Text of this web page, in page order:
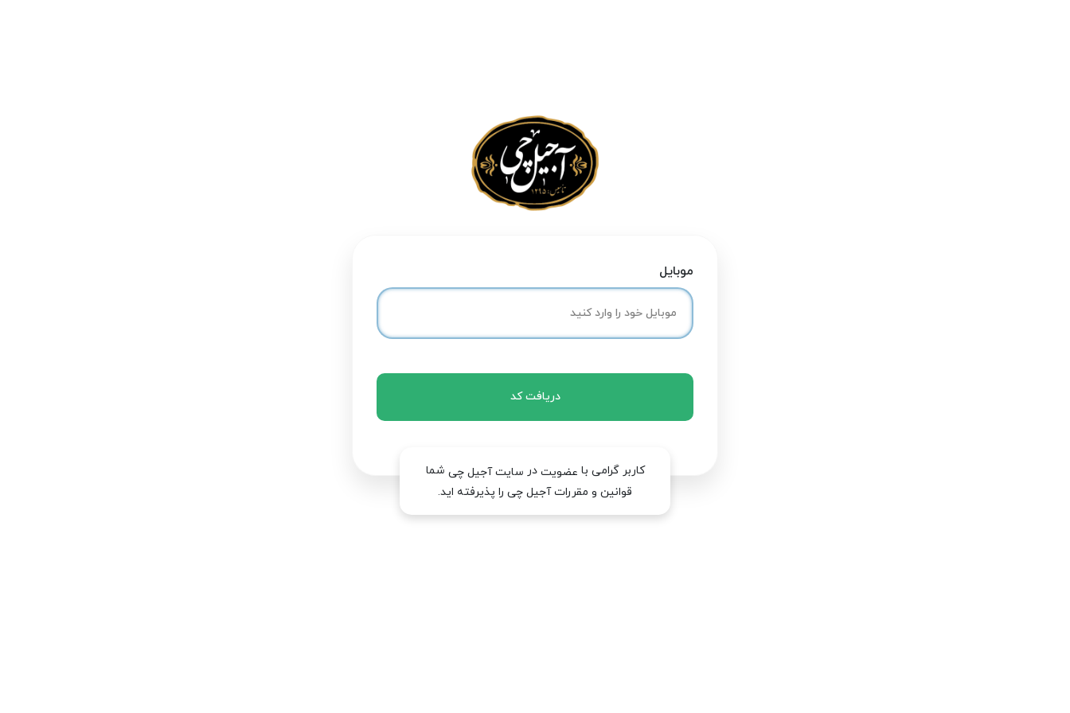
موبایل
دریافت کد
کاربر گرامی با عضویت در سایت آجیل چی شما
قوانین و مقررات آجیل چی را پذیرفته اید.